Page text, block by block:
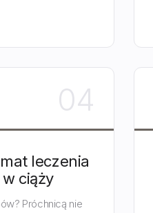
04
leczenia
ciąży
Próchnicą nie